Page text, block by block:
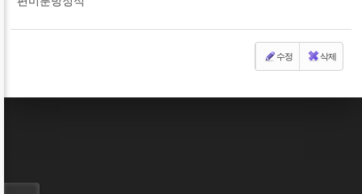
수정 삭제
Sketchbook5, 스케치북5
Sketchbook5, 스케치북5